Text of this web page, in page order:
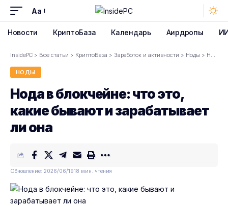
Font
Resizer
Aa
Новости КриптоБаза Календарь Аирдропы
InsidePC > Все статьи > КриптоБаза > Заработок и активности > Ноды > Нода в блокчейне: что это, какие бывают и зарабатывает ли она
НОДЫ
Нода в блокчейне: что это,
какие бывают и зарабатывает
ли она
Обновление: 2026/06/1918 мин. чтения